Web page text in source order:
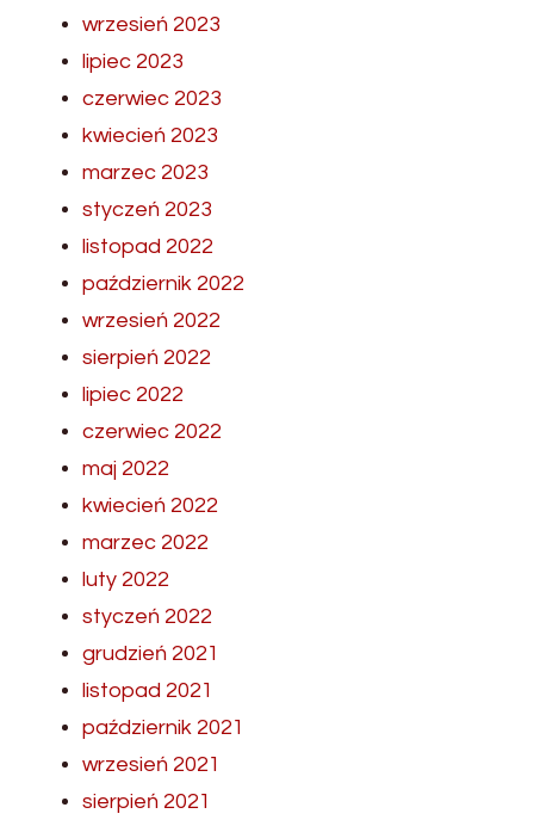
wrzesień 2023
lipiec 2023
czerwiec 2023
kwiecień 2023
marzec 2023
styczeń 2023
listopad 2022
październik 2022
wrzesień 2022
sierpień 2022
lipiec 2022
czerwiec 2022
maj 2022
kwiecień 2022
marzec 2022
luty 2022
styczeń 2022
grudzień 2021
listopad 2021
październik 2021
wrzesień 2021
sierpień 2021